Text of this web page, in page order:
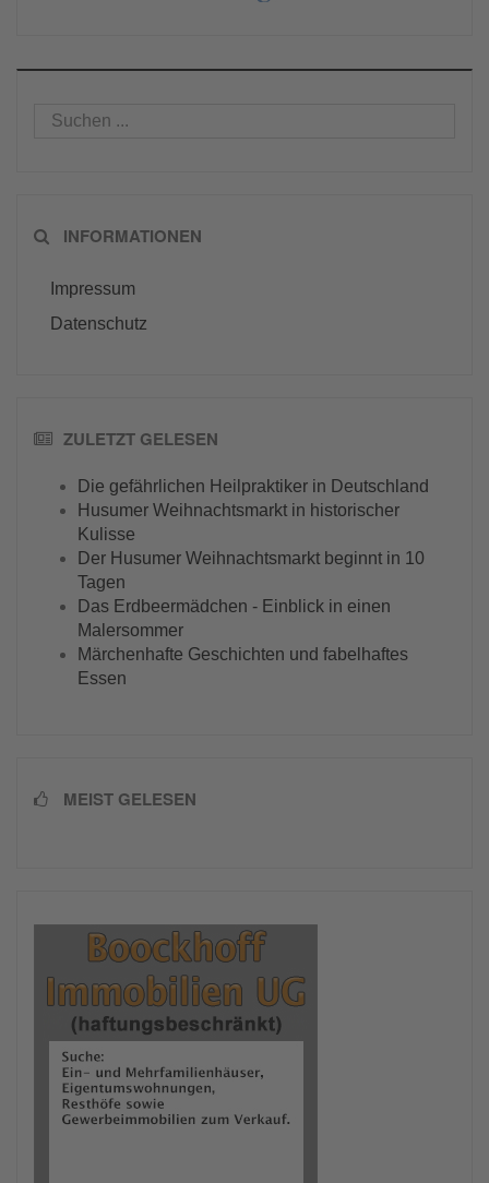
INFORMATIONEN
Impressum
Datenschutz
ZULETZT GELESEN
Die gefährlichen Heilpraktiker in Deutschland
Husumer Weihnachtsmarkt in historischer
Kulisse
Der Husumer Weihnachtsmarkt beginnt in 10
Tagen
Das Erdbeermädchen - Einblick in einen
Malersommer
Märchenhafte Geschichten und fabelhaftes
Essen
MEIST GELESEN